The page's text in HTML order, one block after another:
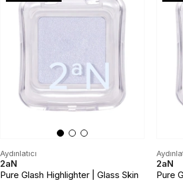
Aydınlatıcı
2aN
Pure Glash Highlighter | Glass Skin
2aN
Pure